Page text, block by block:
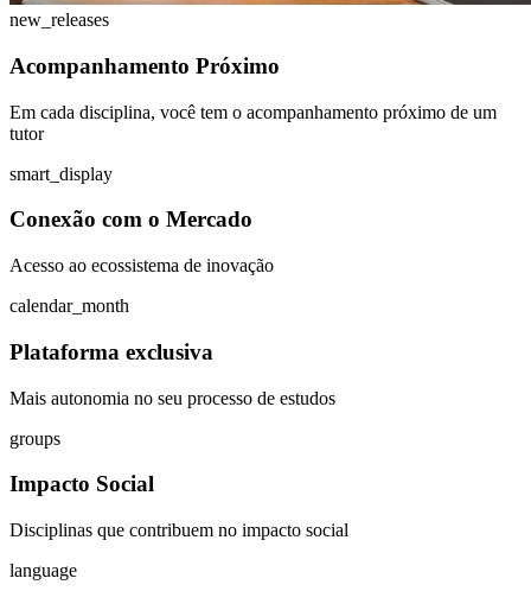
new_releases
Acompanhamento Próximo
Em cada disciplina, você tem o acompanhamento próximo de um
tutor
smart_display
Conexão com o Mercado
Acesso ao ecossistema de inovação
calendar_month
Plataforma exclusiva
Mais autonomia no seu processo de estudos
groups
Impacto Social
Disciplinas que contribuem no impacto social
language